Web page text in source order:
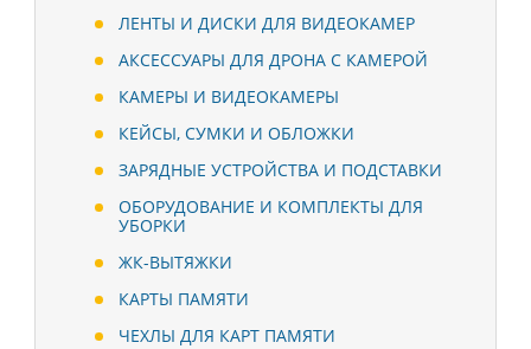
ЛЕНТЫ И ДИСКИ ДЛЯ ВИДЕОКАМЕР
АКСЕССУАРЫ ДЛЯ ДРОНА С КАМЕРОЙ
КАМЕРЫ И ВИДЕОКАМЕРЫ
КЕЙСЫ, СУМКИ И ОБЛОЖКИ
ЗАРЯДНЫЕ УСТРОЙСТВА И ПОДСТАВКИ
ОБОРУДОВАНИЕ И КОМПЛЕКТЫ ДЛЯ
УБОРКИ
ЖК-ВЫТЯЖКИ
КАРТЫ ПАМЯТИ
ЧЕХЛЫ ДЛЯ КАРТ ПАМЯТИ